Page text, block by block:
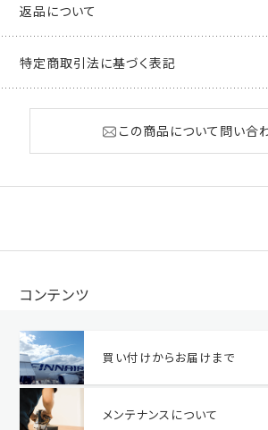
返品について
特定商取引法に基づく表記
この商品について問い合
コンテンツ
買い付けからお届けまで
メンテナンスについて